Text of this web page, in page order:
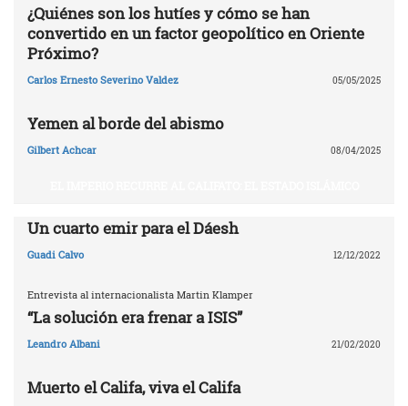
¿Quiénes son los hutíes y cómo se han
convertido en un factor geopolítico en Oriente
Próximo?
Carlos Ernesto Severino Valdez 05/05/2025
Yemen al borde del abismo
Gilbert Achcar 08/04/2025
Un cuarto emir para el Dáesh
Guadi Calvo 12/12/2022
Entrevista al internacionalista Martin Klamper
“La solución era frenar a ISIS”
Leandro Albani 21/02/2020
Muerto el Califa, viva el Califa